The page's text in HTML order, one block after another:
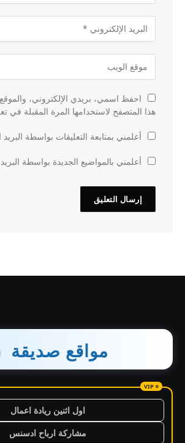
احفظ اسمي، بريدي الإلكتروني،
هذا المتصفح لاستخدامها المرة المقبلة في
أعلمني بمتابعة التعليقات بواسطة البريد
أعلمني بالمواضيع الجديدة بواسطة
مواقع صديقة
اول اثنين ريادة اعمال
مشاركة ارباح ادسنس